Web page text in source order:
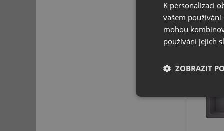
K personalizaci
vašem
mohou
používání jejich
ZOBRAZIT
Nezbytně nutné